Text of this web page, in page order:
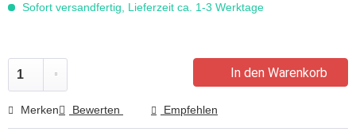
Sofort versandfertig, Lieferzeit ca. 1-3 Werktage
In den Warenkorb
Merken Bewerten Empfehlen